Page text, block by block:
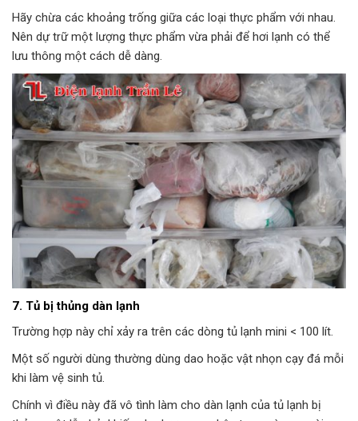
Hãy chừa các khoảng trống giữa các loại thực phẩm với nhau.
Nên dự trữ một lượng thực phẩm vừa phải để hơi lạnh có thể
lưu thông một cách dễ dàng.
7. Tủ bị thủng dàn lạnh
Trường hợp này chỉ xảy ra trên các dòng tủ lạnh mini < 100 lít.
Một số người dùng thường dùng dao hoặc vật nhọn cạy đá mỗi
khi làm vệ sinh tủ.
Chính vì điều này đã vô tình làm cho dàn lạnh của tủ lạnh bị